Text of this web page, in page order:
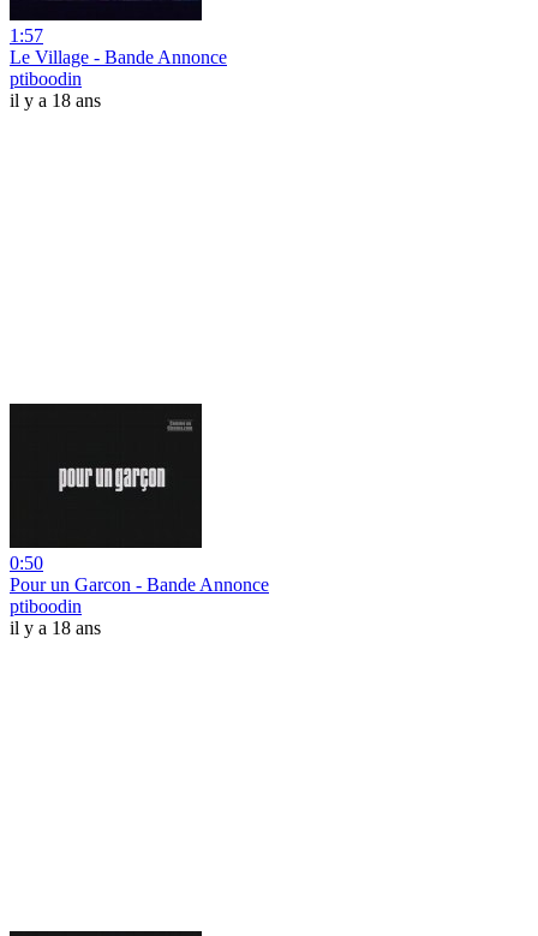
1:57
Le Village - Bande Annonce
ptiboodin
il y a 18 ans
0:50
Pour un Garcon - Bande Annonce
ptiboodin
il y a 18 ans